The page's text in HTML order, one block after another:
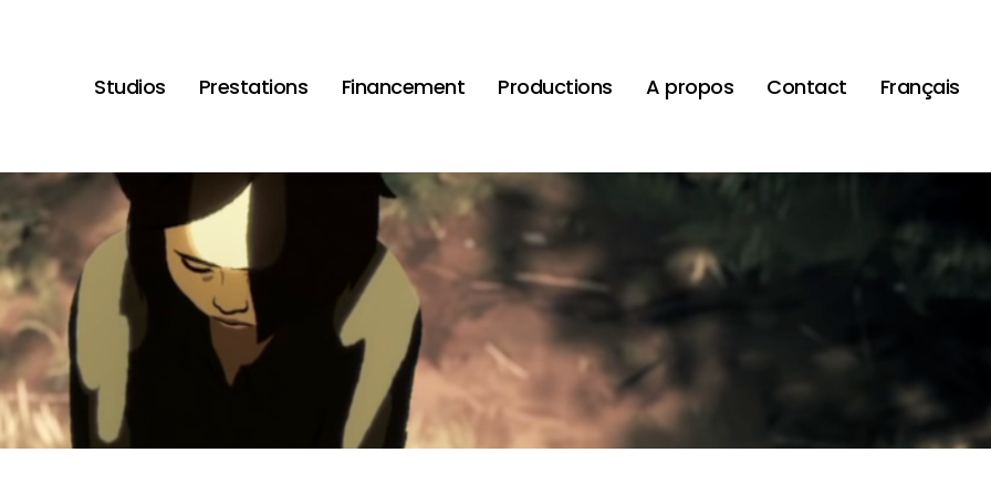
Studios Prestations Financement Productions A propos Contact Français